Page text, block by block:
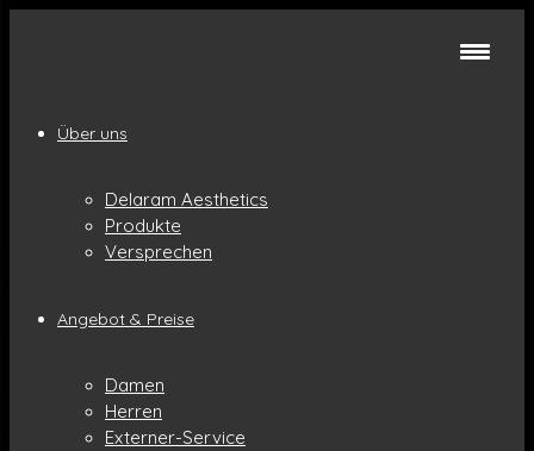
Über uns
Delaram Aesthetics
Produkte
Versprechen
Angebot & Preise
Damen
Herren
Externer-Service